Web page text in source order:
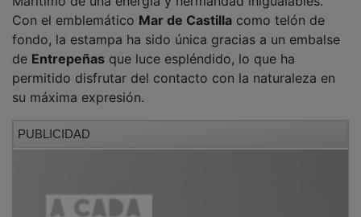
Con el emblemáticoMar de Castillacomo telón de
fondo, la estampa ha sido única gracias a un embalse
deEntrepeñasque luce espléndido, lo que ha
permitido disfrutar del contacto con la naturaleza en
su máxima expresión.